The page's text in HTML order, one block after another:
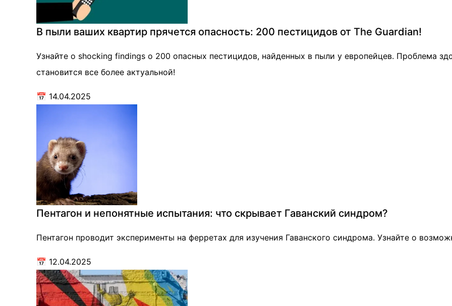
В пыли ваших квартир прячется опасность: 200 пестицидов от The Guardian!
Узнайте о shocking findings о 200 опасных пестицидов, найденных в пыли у европейцев. Проблема
становится все более актуальной!
📅 14.04.2025
Пентагон и непонятные испытания: что скрывает Гаванский синдром?
Пентагон проводит эксперименты на ферретах для изучения Гаванского синдрома. Узнайте о
📅 12.04.2025